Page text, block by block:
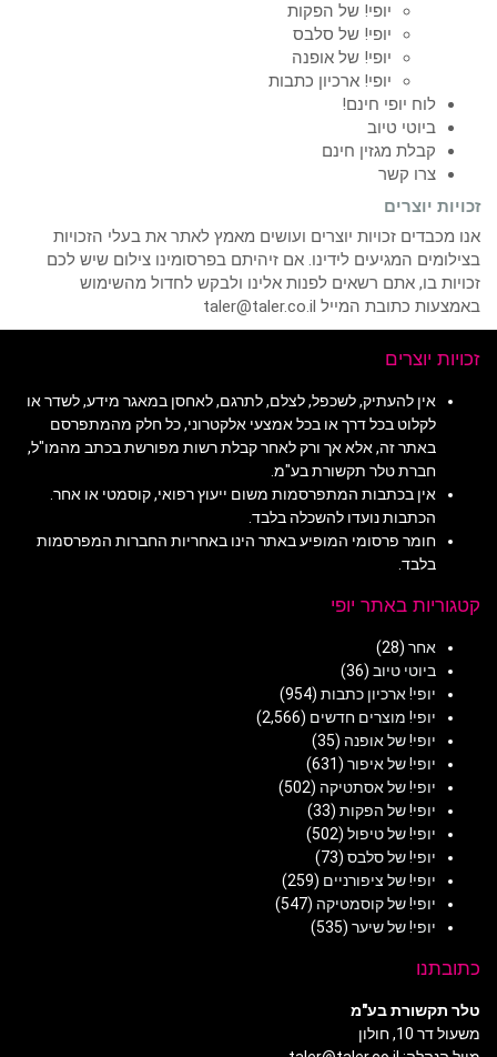
יופי! של הפקות
יופי! של סלבס
יופי! של אופנה
יופי! ארכיון כתבות
לוח יופי חינם!
ביוטי טיוב
קבלת מגזין חינם
צרו קשר
זכויות יוצרים
אנו מכבדים זכויות יוצרים ועושים מאמץ לאתר את בעלי הזכויות
בצילומים המגיעים לידינו. אם זיהיתם בפרסומינו צילום שיש לכם
זכויות בו, אתם רשאים לפנות אלינו ולבקש לחדול מהשימוש
באמצעות כתובת המייל taler@taler.co.il
זכויות יוצרים
אין להעתיק, לשכפל, לצלם, לתרגם, לאחסן במאגר מידע, לשדר או
לקלוט בכל דרך או בכל אמצעי אלקטרוני, כל חלק מהמתפרסם
באתר זה, אלא אך ורק לאחר קבלת רשות מפורשת בכתב מהמו"ל,
חברת טלר תקשורת בע"מ.
אין בכתבות המתפרסמות משום ייעוץ רפואי, קוסמטי או אחר.
הכתבות נועדו להשכלה בלבד.
חומר פרסומי המופיע באתר הינו באחריות החברות המפרסמות
בלבד.
קטגוריות באתר יופי
אחר (28)
ביוטי טיוב (36)
יופי! ארכיון כתבות (954)
יופי! מוצרים חדשים (2,566)
יופי! של אופנה (35)
יופי! של איפור (631)
יופי! של אסתטיקה (502)
יופי! של הפקות (33)
יופי! של טיפול (502)
יופי! של סלבס (73)
יופי! של ציפורניים (259)
יופי! של קוסמטיקה (547)
יופי! של שיער (535)
כתובתנו
טלר תקשורת בע"מ
משעול דר 10, חולון